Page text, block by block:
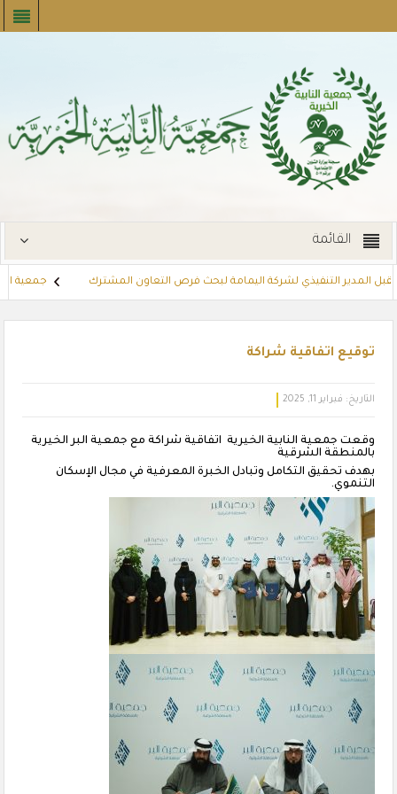
القائمة
المدير التنفيذي لشركة اليمامة لبحث فرص التعاون المشترك جمعية
توقيع اتفاقية شراكة
التاريخ: فبراير 11, 2025
‏وقعت جمعية النابية الخيرية ‎ اتفاقية شراكة مع جمعية البر الخيرية
بالمنطقة الشرقية
بهدف تحقيق التكامل وتبادل الخبرة المعرفية في مجال الإسكان
التنموي.